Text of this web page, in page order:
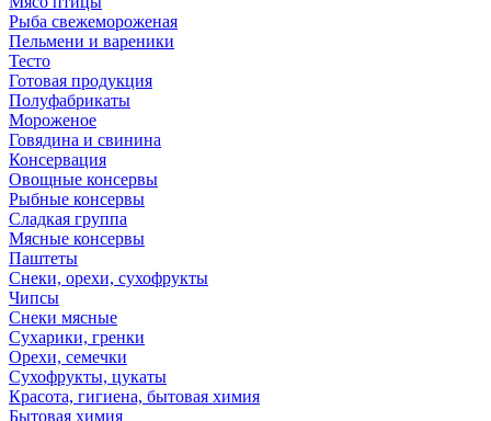
Рыба свежемороженая
Пельмени и вареники
Тесто
Готовая продукция
Полуфабрикаты
Мороженое
Говядина и свинина
Консервация
Овощные консервы
Рыбные консервы
Сладкая группа
Мясные консервы
Паштеты
Снеки, орехи, сухофрукты
Чипсы
Снеки мясные
Сухарики, гренки
Орехи, семечки
Сухофрукты, цукаты
Красота, гигиена, бытовая химия
Бытовая химия